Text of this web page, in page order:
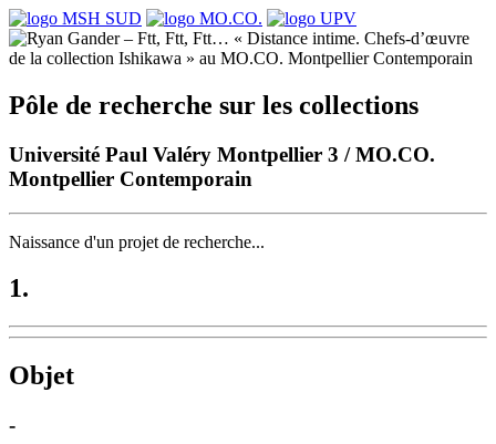
Pôle de recherche sur les collections
Université Paul Valéry Montpellier 3 / MO.CO.
Montpellier Contemporain
Naissance d'un projet de recherche...
1.
Objet
-